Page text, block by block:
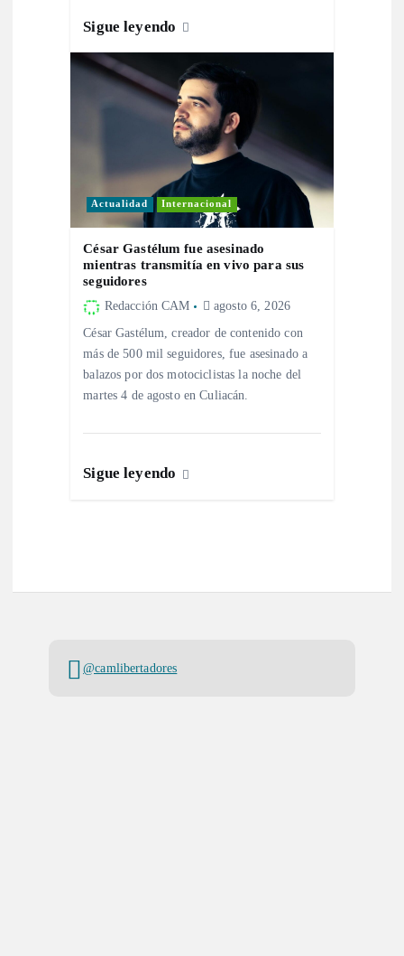
Sigue leyendo
Actualidad Internacional
César Gastélum fue asesinado
mientras transmitía en vivo para sus
seguidores
Redacción CAM agosto 6, 2026
César Gastélum, creador de contenido con
más de 500 mil seguidores, fue asesinado a
balazos por dos motociclistas la noche del
martes 4 de agosto en Culiacán.
Sigue leyendo
@camlibertadores